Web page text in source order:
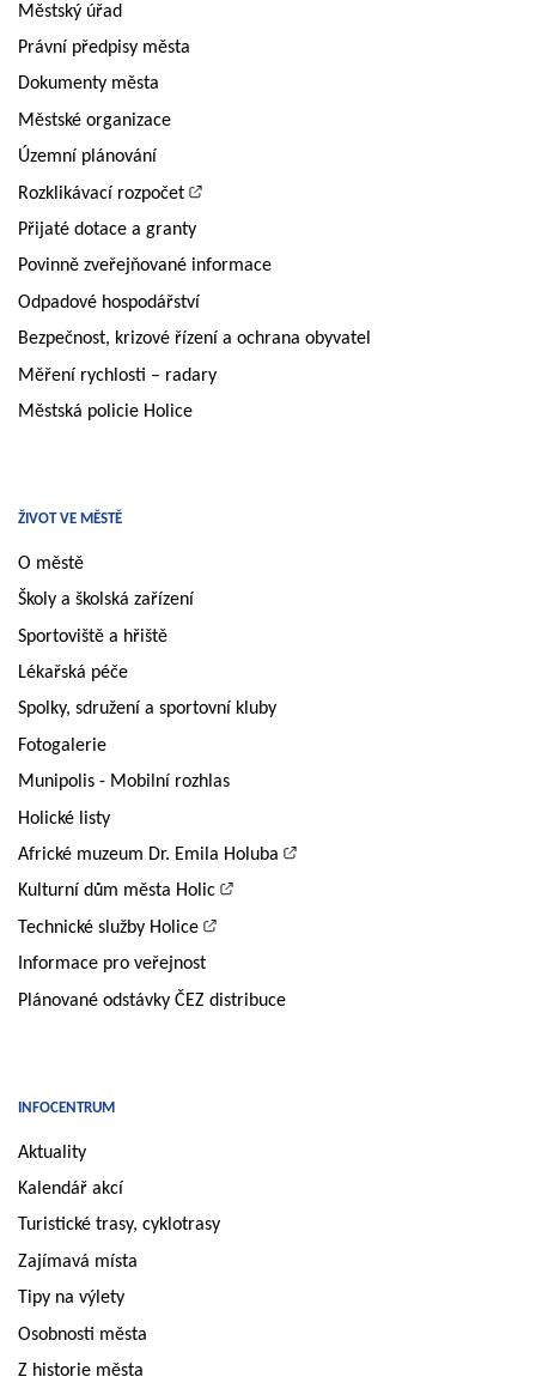
Městský úřad
Právní předpisy města
Dokumenty města
Městské organizace
Územní plánování
Rozklikávací rozpočet
Přijaté dotace a granty
Povinně zveřejňované informace
Odpadové hospodářství
Bezpečnost, krizové řízení a ochrana obyvatel
Měření rychlosti – radary
Městská policie Holice
ŽIVOT VE MĚSTĚ
O městě
Školy a školská zařízení
Sportoviště a hřiště
Lékařská péče
Spolky, sdružení a sportovní kluby
Fotogalerie
Munipolis - Mobilní rozhlas
Holické listy
Africké muzeum Dr. Emila Holuba
Kulturní dům města Holic
Technické služby Holice
Informace pro veřejnost
Plánované odstávky ČEZ distribuce
INFOCENTRUM
Aktuality
Kalendář akcí
Turistické trasy, cyklotrasy
Zajímavá místa
Tipy na výlety
Osobnosti města
Z historie města